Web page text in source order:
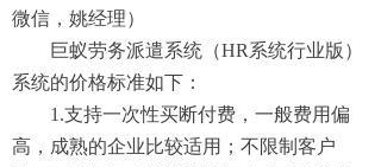
微信，姚经理）
巨蚁劳务派遣系统（HR系统行业版）
系统的价格标准如下：
1.支持一次性买断付费，一般费用偏
高，成熟的企业比较适用；不限制客户